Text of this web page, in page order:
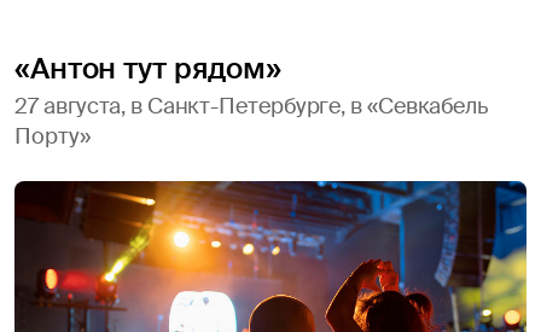
«Антон тут рядом»
27 августа, в Санкт-Петербурге, в «Севкабель
Порту»